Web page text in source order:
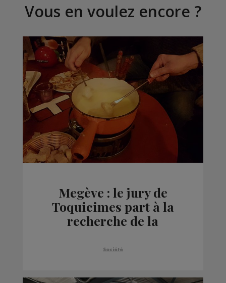
Vous en voulez encore ?
Megève : le jury de
Toquicimes part à la
recherche de la
Société